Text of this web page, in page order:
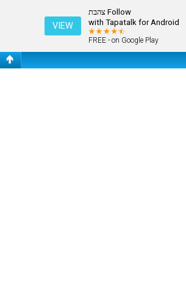
Follow צהבת
with Tapatalk for Android
FREE - on Google Play
VIEW